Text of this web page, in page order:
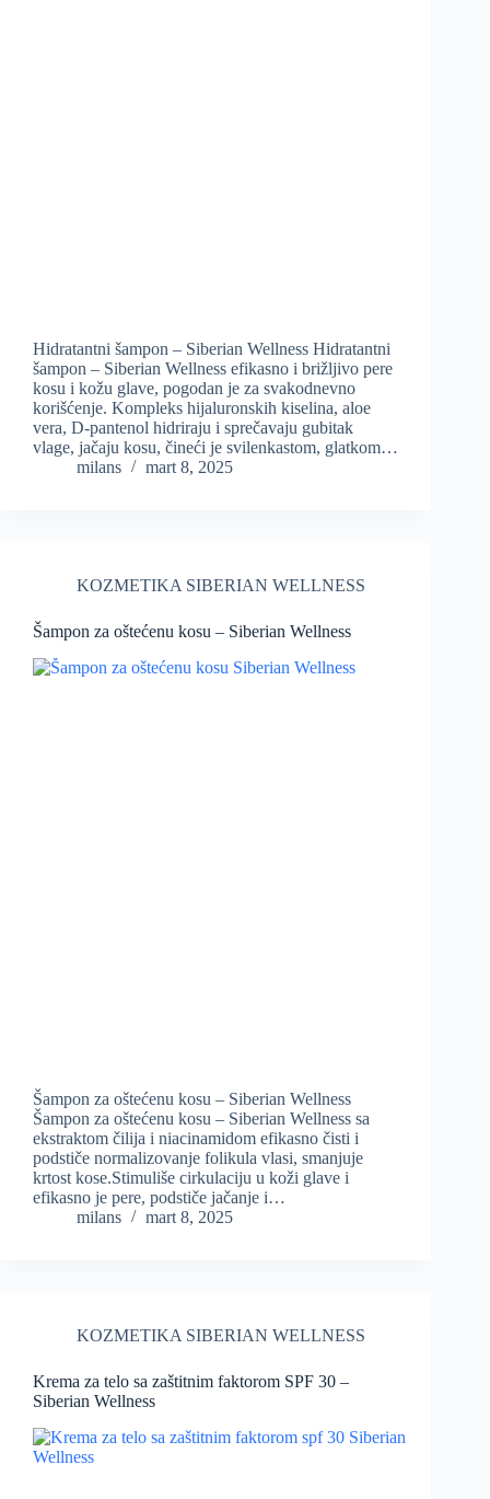
Hidratantni šampon – Siberian Wellness Hidratantni
šampon – Siberian Wellness efikasno i brižljivo pere
kosu i kožu glave, pogodan je za svakodnevno
korišćenje. Kompleks hijaluronskih kiselina, aloe
vera, D-pantenol hidriraju i sprečavaju gubitak
vlage, jačaju kosu, čineći je svilenkastom, glatkom…
milans
mart 8, 2025
KOZMETIKA SIBERIAN WELLNESS
Šampon za oštećenu kosu – Siberian Wellness
Šampon za oštećenu kosu – Siberian Wellness
Šampon za oštećenu kosu – Siberian Wellness sa
ekstraktom čilija i niacinamidom efikasno čisti i
podstiče normalizovanje folikula vlasi, smanjuje
krtost kose.Stimuliše cirkulaciju u koži glave i
efikasno je pere, podstiče jačanje i…
milans
mart 8, 2025
KOZMETIKA SIBERIAN WELLNESS
Krema za telo sa zaštitnim faktorom SPF 30 –
Siberian Wellness